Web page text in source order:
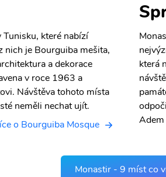
které nabízí
nich je Bourguiba mešita,
a dekorace
v roce 1963 a
Návštěva tohoto místa
neměli nechat ujít.
o Bourguiba Mosque
která
Adem
Monastir - 9 míst co